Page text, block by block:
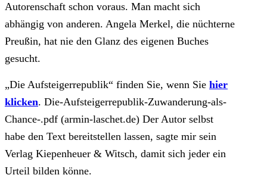
Autorenschaft schon voraus. Man macht sich
abhängig von anderen. Angela Merkel, die nüchterne
Preußin, hat nie den Glanz des eigenen Buches
gesucht.
„Die Aufsteigerrepublik“ finden Sie, wenn Sie hier
klicken. Die-Aufsteigerrepublik-Zuwanderung-als-
Chance-.pdf (armin-laschet.de) Der Autor selbst
habe den Text bereitstellen lassen, sagte mir sein
Verlag Kiepenheuer & Witsch, damit sich jeder ein
Urteil bilden könne.